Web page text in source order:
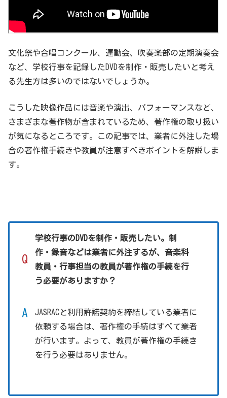
文化祭や合唱コンクール、運動会、吹奏楽部の定期演奏会
など、学校行事を記録したDVDを制作・販売したいと考え
る先生方は多いのではないでしょうか。
こうした映像作品には音楽や演出、パフォーマンスなど、
さまざまな著作物が含まれているため、著作権の取り扱い
が気になるところです。この記事では、業者に外注した場
合の著作権手続きや教員が注意すべきポイントを解説しま
す。
Q
学校行事のDVDを制作・販売したい。制
作・録音などは業者に外注するが、音楽科
教員・行事担当の教員が著作権の手続を行
う必要がありますか？
A
JASRACと利用許諾契約を締結している業者に
依頼する場合は、著作権の手続はすべて業者
が行います。よって、教員が著作権の手続き
を行う必要はありません。